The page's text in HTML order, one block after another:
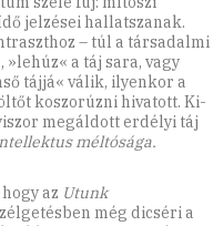
jelzései hallatszanak.
– túl a társadalmi
a táj sara, vagy
tájjá« válik, ilyenkor a
koszorúzni hivatott. Ki-
megáldott erdélyi táj
méltósága.
az Utunk
még dicséri a